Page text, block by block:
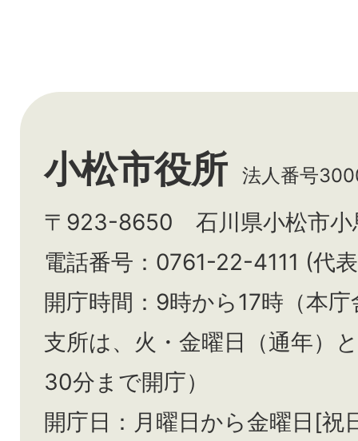
小松市役所 法人番号
〒923-8650 石川県小松市小
電話番号：0761-22-4111 (代
開庁時間：9時から17時（本
支所は、火・金曜日（通年）と
30分まで開庁）
開庁日：月曜日から金曜日[祝